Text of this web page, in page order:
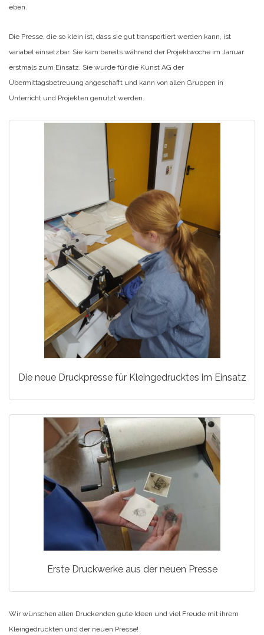
eben.
Die Presse, die so klein ist, dass sie gut transportiert werden kann, ist
variabel einsetzbar. Sie kam bereits während der Projektwoche im Januar
erstmals zum Einsatz. Sie wurde für die Kunst AG der
Übermittagsbetreuung angeschafft und kann von allen Gruppen in
Unterricht und Projekten genutzt werden.
Die neue Druckpresse für Kleingedrucktes im Einsatz
Erste Druckwerke aus der neuen Presse
Wir wünschen allen Druckenden gute Ideen und viel Freude mit ihrem
Kleingedruckten und der neuen Presse!